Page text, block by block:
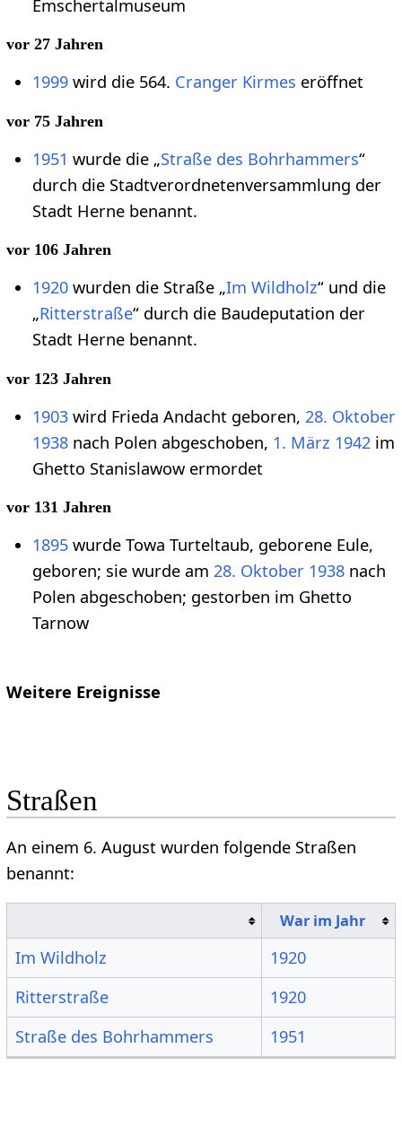
Emschertalmuseum
vor 27 Jahren
1999 wird die 564. Cranger Kirmes eröffnet
vor 75 Jahren
1951 wurde die „Straße des Bohrhammers“
durch die Stadtverordnetenversammlung der
Stadt Herne benannt.
vor 106 Jahren
1920 wurden die Straße „Im Wildholz“ und die
„Ritterstraße“ durch die Baudeputation der
Stadt Herne benannt.
vor 123 Jahren
1903 wird Frieda Andacht geboren, 28. Oktober
1938 nach Polen abgeschoben, 1. März 1942 im
Ghetto Stanislawow ermordet
vor 131 Jahren
1895 wurde Towa Turteltaub, geborene Eule,
geboren; sie wurde am 28. Oktober 1938 nach
Polen abgeschoben; gestorben im Ghetto
Tarnow
Weitere Ereignisse
Straßen
An einem 6. August wurden folgende Straßen
benannt:
War im Jahr
Im Wildholz
1920
Ritterstraße
1920
Straße des Bohrhammers
1951